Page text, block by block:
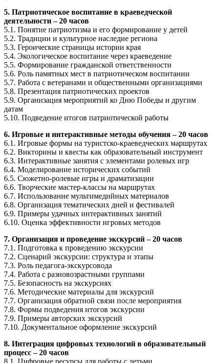
5. Патриотическое воспитание в краеведческой
деятельности – 20 часов
5.1. Понятие патриотизма и его формирование у детей
5.2. Традиции и культурное наследие региона
5.3. Героические страницы истории края
5.4. Экологическое воспитание через краеведение
5.5. Формирование гражданской ответственности
5.6. Роль памятных мест в патриотическом воспитании
5.7. Работа с ветеранами и общественными организациями
5.8. Презентация патриотических проектов
5.9. Организация мероприятий ко Дню Победы и другим
датам
5.10. Подведение итогов патриотической работы
6. Игровые и интерактивные методы обучения – 20 часов
6.1. Игровые формы на туристско-краеведческих маршрутах
6.2. Викторины и квесты как образовательный инструмент
6.3. Интерактивные занятия с элементами ролевых игр
6.4. Моделирование исторических событий
6.5. Сюжетно-ролевые игры и драматизации
6.6. Творческие мастер-классы на маршрутах
6.7. Использование мультимедийных материалов
6.8. Организация тематических дней и фестивалей
6.9. Примеры удачных интерактивных занятий
6.10. Оценка эффективности игровых методов
7. Организация и проведение экскурсий – 20 часов
7.1. Подготовка к проведению экскурсии
7.2. Сценарий экскурсии: структура и этапы
7.3. Роль педагога-экскурсовода
7.4. Работа с разновозрастными группами
7.5. Безопасность на экскурсиях
7.6. Методические материалы для экскурсий
7.7. Организация обратной связи после мероприятия
7.8. Формы подведения итогов экскурсии
7.9. Примеры авторских экскурсий
7.10. Документальное оформление экскурсий
8. Интеграция цифровых технологий в образовательный
процесс – 20 часов
8.1. Цифровые ресурсы для работы с детьми